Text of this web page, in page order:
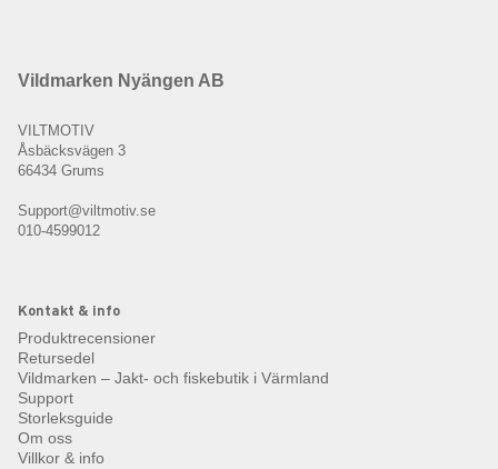
Vildmarken Nyängen AB
VILTMOTIV
Åsbäcksvägen 3
66434 Grums
Support@viltmotiv.se
010-4599012
Kontakt & info
Produktrecensioner
Retursedel
Vildmarken – Jakt- och fiskebutik i Värmland
Support
Storleksguide
Om oss
Villkor & info